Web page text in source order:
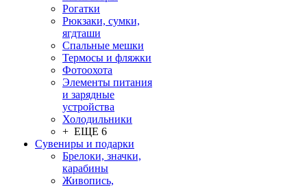
Рогатки
Рюкзаки, сумки,
ягдташи
Спальные мешки
Термосы и фляжки
Фотоохота
Элементы питания
и зарядные
устройства
Холодильники
+ ЕЩЕ 6
Сувениры и подарки
Брелоки, значки,
карабины
Живопись,